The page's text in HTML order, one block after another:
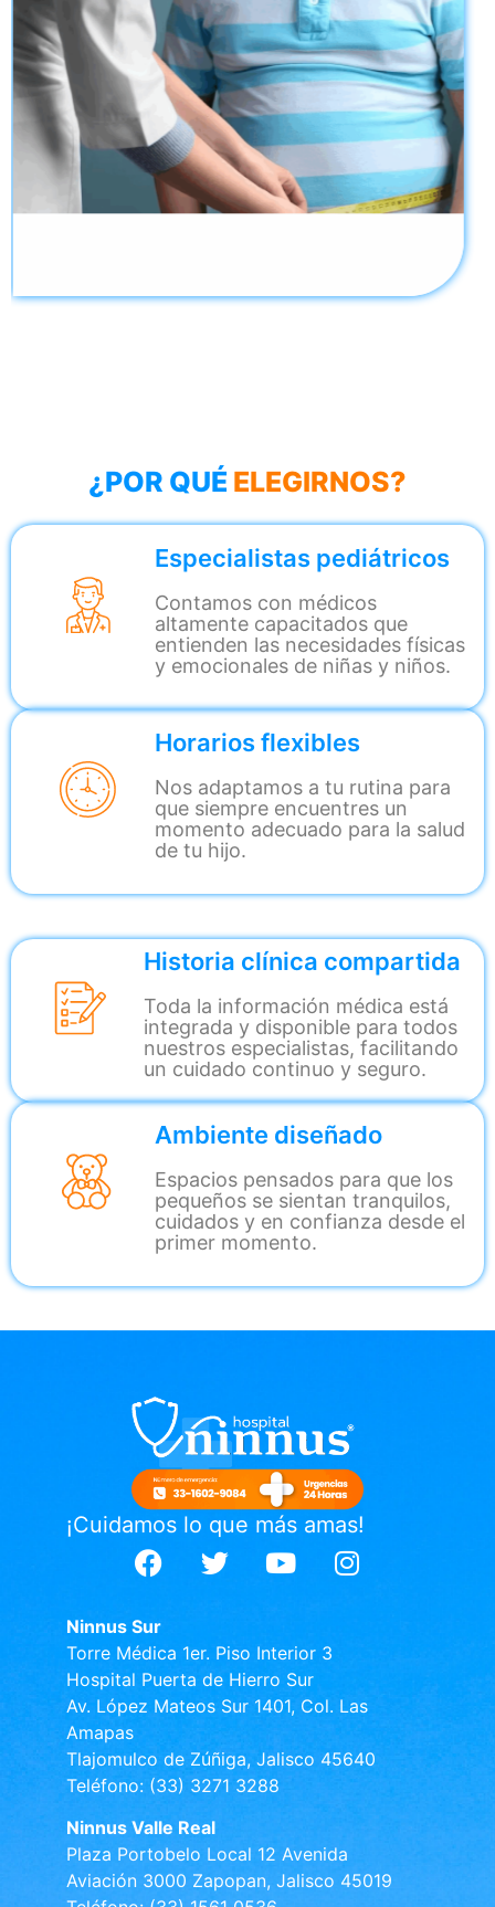
¿POR QUÉ ELEGIRNOS?
Especialistas pediátricos
Contamos con médicos
altamente capacitados que
entienden las necesidades físicas
y emocionales de niñas y niños.
Horarios flexibles
Nos adaptamos a tu rutina para
que siempre encuentres un
momento adecuado para la salud
de tu hijo.
Historia clínica compartida
Toda la información médica está
integrada y disponible para todos
nuestros especialistas, facilitando
un cuidado continuo y seguro.
Ambiente diseñado
Espacios pensados para que los
pequeños se sientan tranquilos,
cuidados y en confianza desde el
primer momento.
¡Cuidamos lo que más amas!
Ninnus Sur
Torre Médica 1er. Piso Interior 3
Hospital Puerta de Hierro Sur
Av. López Mateos Sur 1401, Col. Las
Amapas
Tlajomulco de Zúñiga, Jalisco 45640
Teléfono: (33) 3271 3288
Ninnus Valle Real
Plaza Portobelo Local 12 Avenida
Aviación 3000 Zapopan, Jalisco 45019